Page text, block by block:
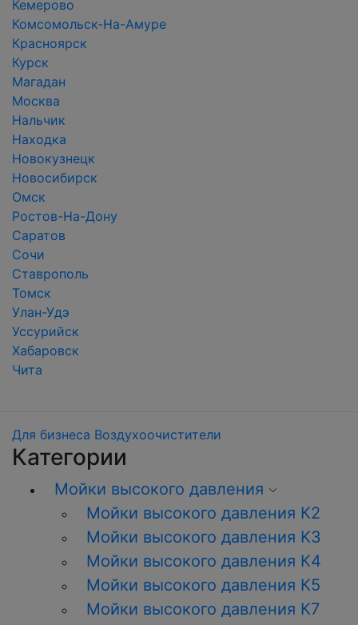
Кемерово
Комсомольск-На-Амуре
Красноярск
Курск
Магадан
Москва
Нальчик
Находка
Новокузнецк
Новосибирск
Омск
Ростов-На-Дону
Саратов
Сочи
Ставрополь
Томск
Улан-Удэ
Уссурийск
Хабаровск
Чита
Для бизнеса Воздухоочистители
Категории
Мойки высокого давления
Мойки высокого давления К2
Мойки высокого давления K3
Мойки высокого давления К4
Мойки высокого давления К5
Мойки высокого давления К7